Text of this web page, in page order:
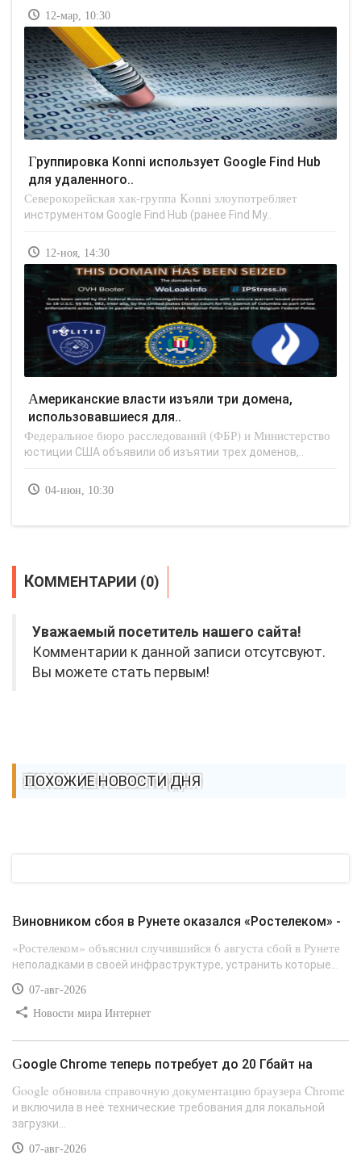
12-мар, 10:30
Группировка Konni использует Google Find Hub
для удаленного..
Северокорейская хак-группа Konni злоупотребляет
инструментом Google Find Hub (ранее Find My..
12-ноя, 14:30
Американские власти изъяли три домена,
использовавшиеся для..
Федеральное бюро расследований (ФБР) и Министерство
юстиции США объявили об изъятии трех доменов,..
04-июн, 10:30
КОММЕНТАРИИ (0)
Уважаемый посетитель нашего сайта!
Комментарии к данной записи отсутсвуют.
Вы можете стать первым!
ПОХОЖИЕ НОВОСТИ ДНЯ
Виновником сбоя в Рунете оказался «Ростелеком» -
«Ростелеком» объяснил случившийся 6 августа сбой в Рунете
неполадками в своей инфраструктуре, устранить которые...
07-авг-2026
Новости мира Интернет
Google Chrome теперь потребует до 20 Гбайт на
Google обновила справочную документацию браузера Chrome
и включила в неё технические требования для локальной
загрузки...
07-авг-2026